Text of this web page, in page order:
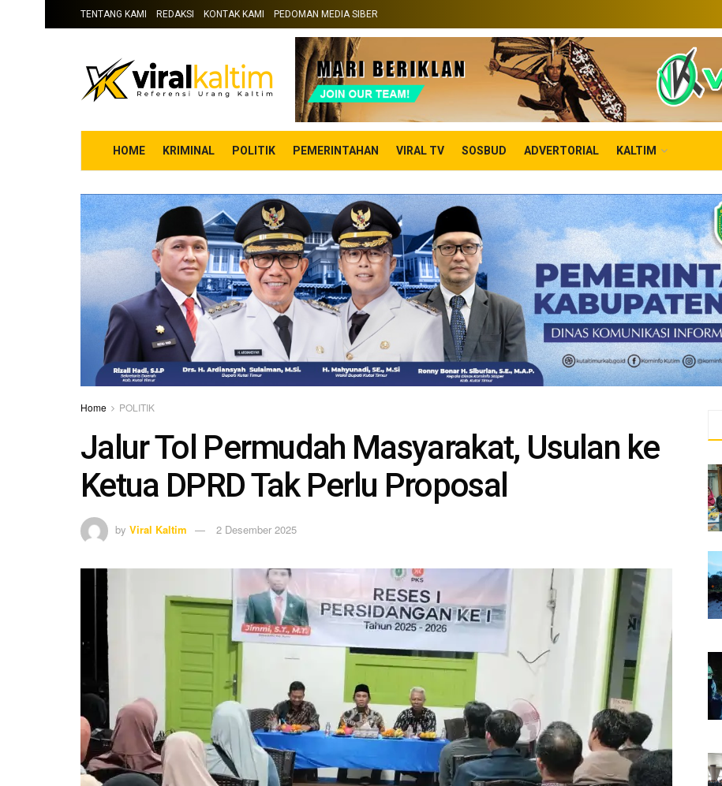
TENTANG KAMI REDAKSI KONTAK KAMI PEDOMAN MEDIA SIBER
HOME KRIMINAL POLITIK PEMERINTAHAN VIRAL TV SOSBUD ADVERTORIAL KALTIM
Home POLITIK
Jalur Tol Permudah Masyarakat, Usulan ke
Ketua DPRD Tak Perlu Proposal
by Viral Kaltim 2 Desember 2025